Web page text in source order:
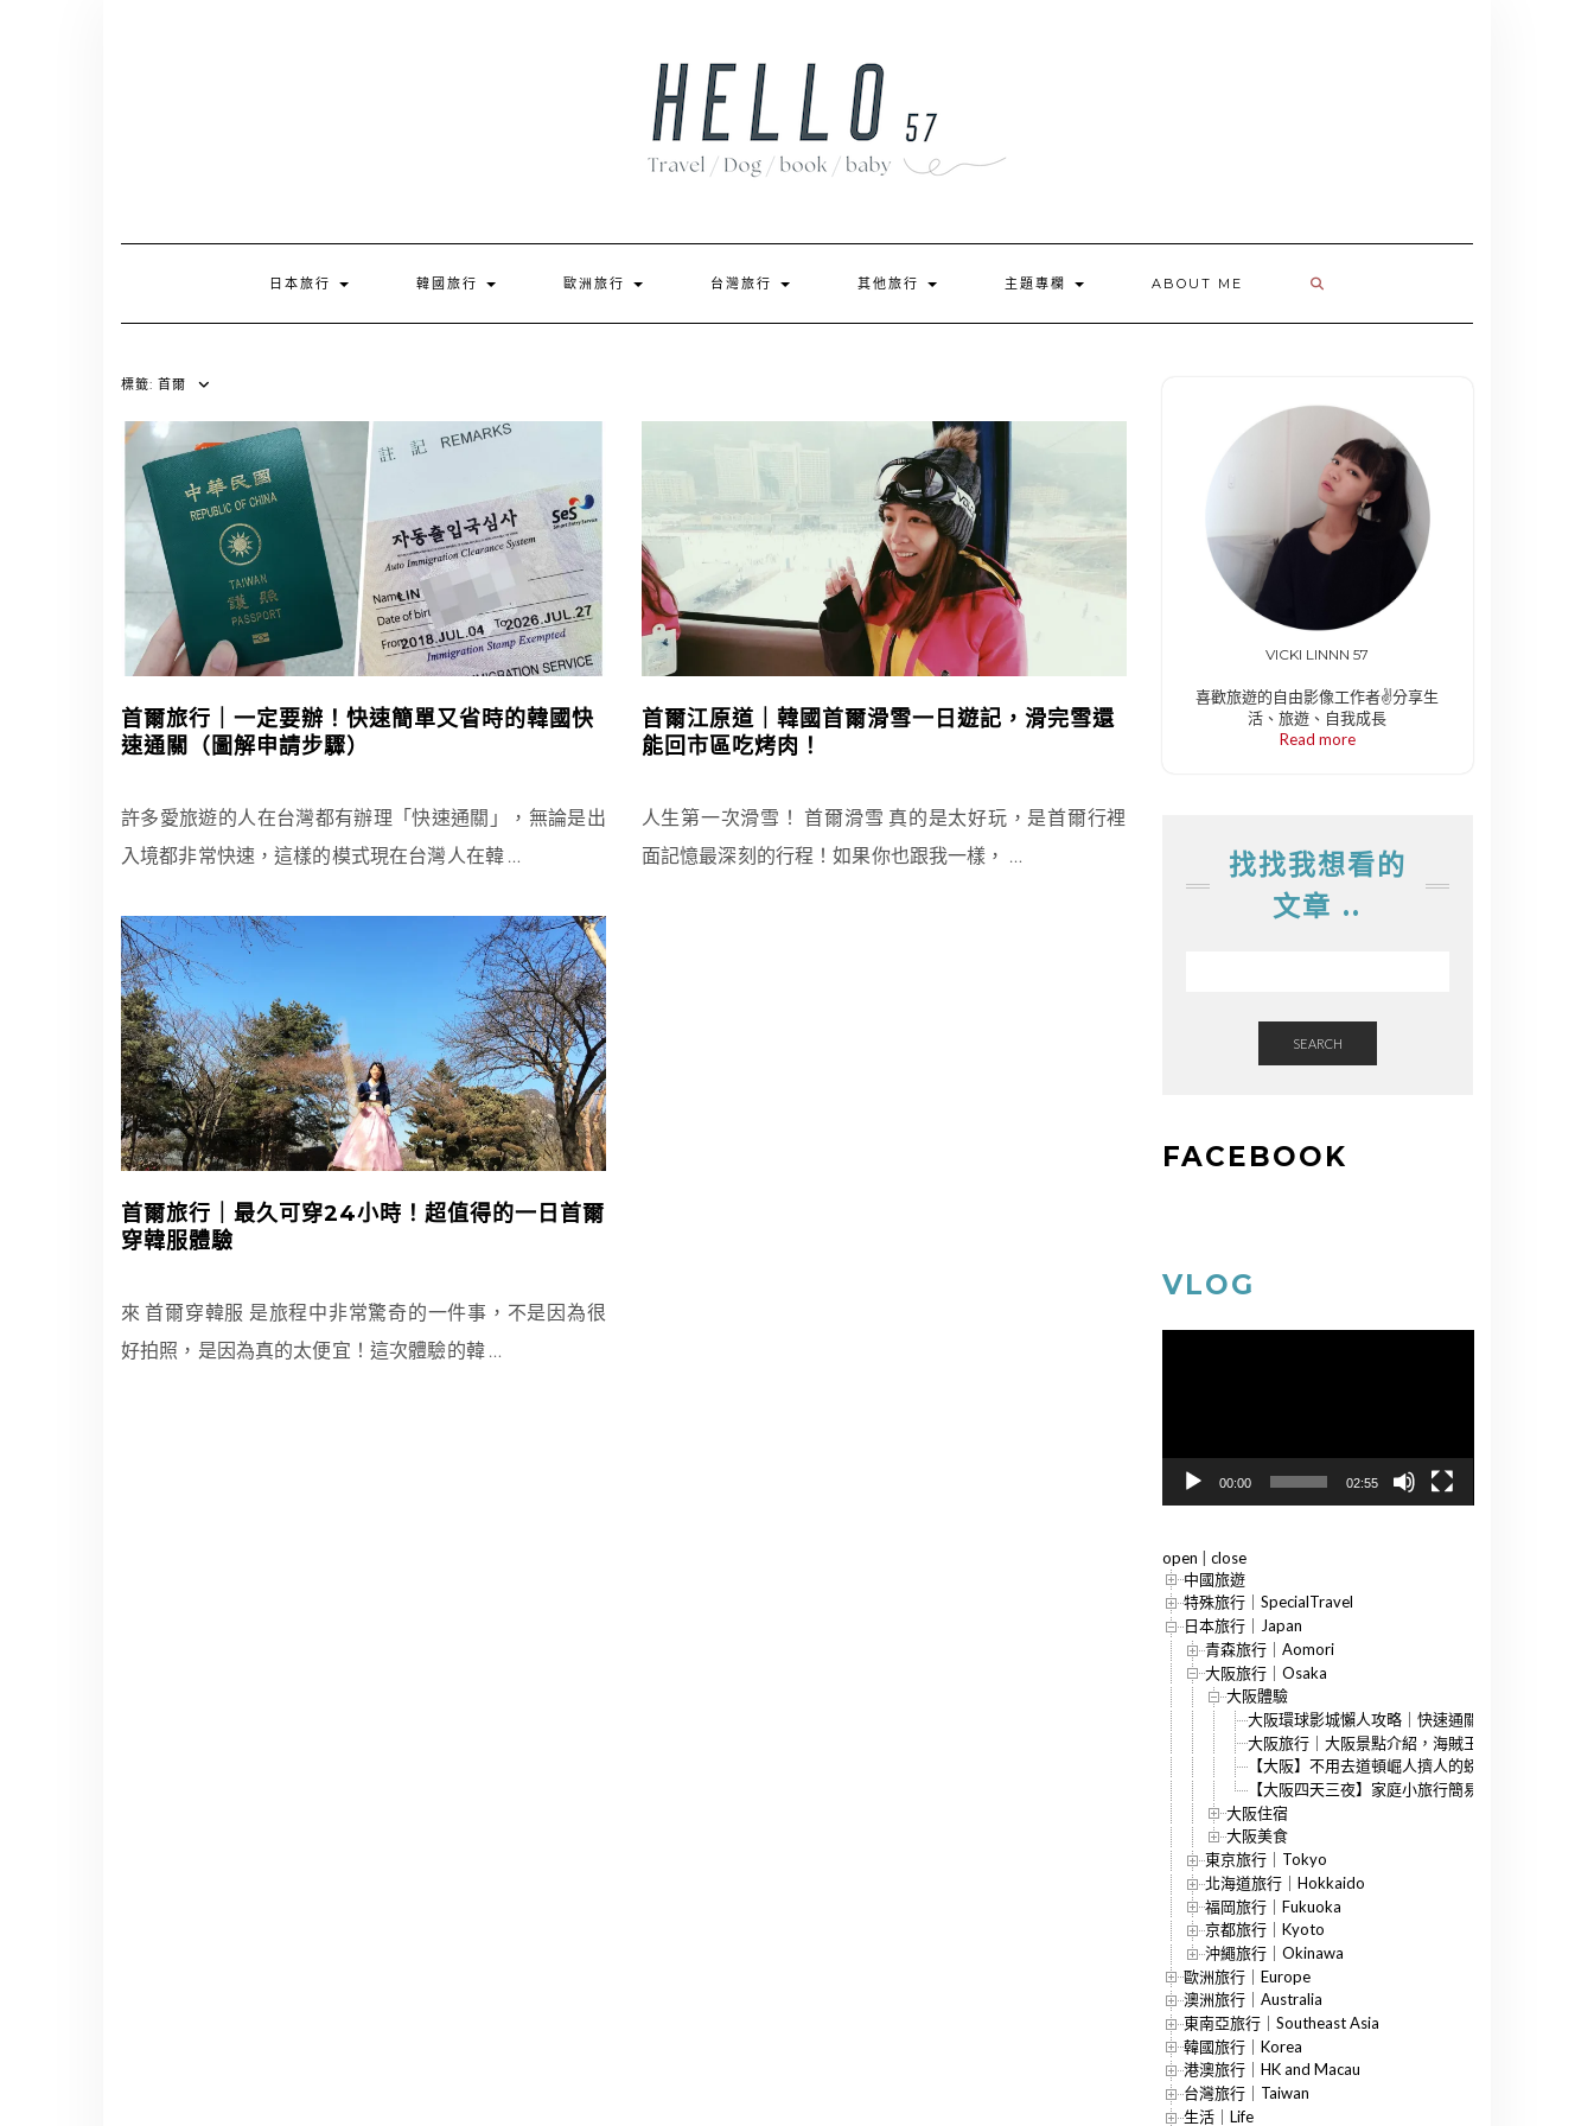
日本旅行 韓國旅行 歐洲旅行 台灣旅行 其他旅行 主題專欄 ABOUT ME
標籤: 首爾
首爾旅行｜一定要辦！快速簡單又省時的韓國快
速通關（圖解申請步驟）
許多愛旅遊的人在台灣都有辦理「快速通關」，無論是出
入境都非常快速，這樣的模式現在台灣人在韓 …
首爾江原道｜韓國首爾滑雪一日遊記，滑完雪還
能回市區吃烤肉！
人生第一次滑雪！ 首爾滑雪 真的是太好玩，是首爾行裡
面記憶最深刻的行程！如果你也跟我一樣， …
首爾旅行｜最久可穿24小時！超值得的一日首爾
穿韓服體驗
來 首爾穿韓服 是旅程中非常驚奇的一件事，不是因為很
好拍照，是因為真的太便宜！這次體驗的韓 …
VICKI LINNN 57
喜歡旅遊的自由影像工作者✌️分享生
活、旅遊、自我成長
Read more
找找我想看的
文章 ..
SEARCH
FACEBOOK
VLOG
00:00 02:55
open
close
中國旅遊
特殊旅行｜SpecialTravel
日本旅行｜Japan
青森旅行｜Aomori
大阪旅行｜Osaka
大阪體驗
大阪環球影城懶人攻略｜快速通關、VIP手環解說
大阪旅行｜大阪景點介紹，海賊王專賣店、造幣
【大阪】不用去道頓崛人擠人的螃蟹料理美食，か
【大阪四天三夜】家庭小旅行簡易行程總覽&傳送
大阪住宿
大阪美食
東京旅行｜Tokyo
北海道旅行｜Hokkaido
福岡旅行｜Fukuoka
京都旅行｜Kyoto
沖繩旅行｜Okinawa
歐洲旅行｜Europe
澳洲旅行｜Australia
東南亞旅行｜Southeast Asia
韓國旅行｜Korea
港澳旅行｜HK and Macau
台灣旅行｜Taiwan
生活｜Life